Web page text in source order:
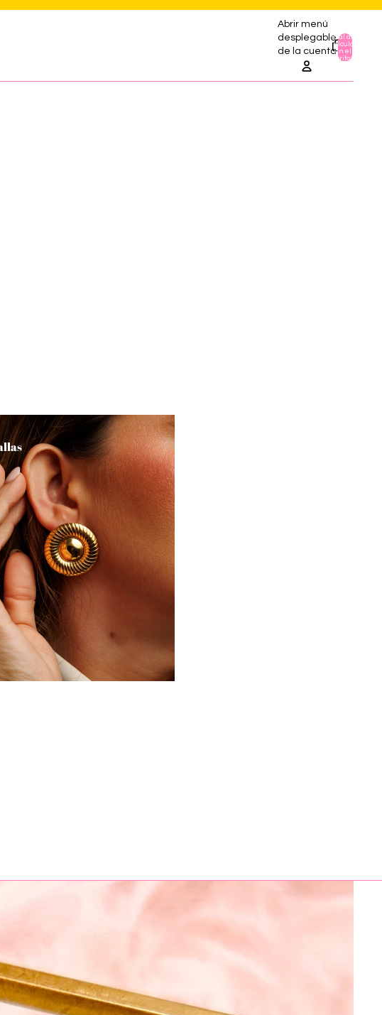
Abrir menú
desplegable
de la cuenta
Total de
artículos
en el
carrito: 0